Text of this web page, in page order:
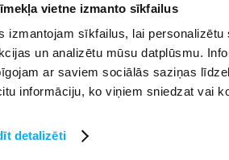
vietne izmanto sīkfailus
izmantojam sīkfailus, lai
un analizētu mūsu datplūsmu.
ar saviem sociālās saziņas
informāciju, ko viņiem sniedzat vai
detalizēti